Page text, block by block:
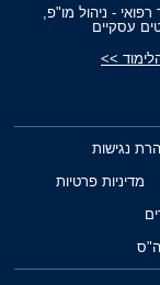
- ניהול מו"פ,
עסקיים
>>
נגישות
מדיניות פרטיות